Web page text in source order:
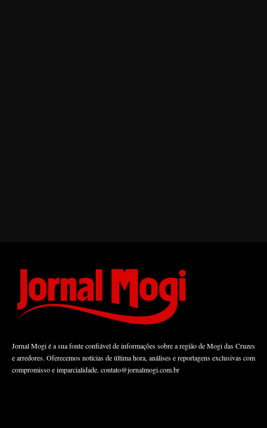
Jornal Mogi é a sua fonte confiável de informações sobre a região de Mogi das Cruzes
e arredores. Oferecemos notícias de última hora, análises e reportagens exclusivas com
compromisso e imparcialidade. contato@jornalmogi.com.br